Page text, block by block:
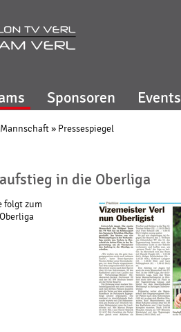
Sponsoren Events
» Pressespiegel
in die Oberliga
folgt zum